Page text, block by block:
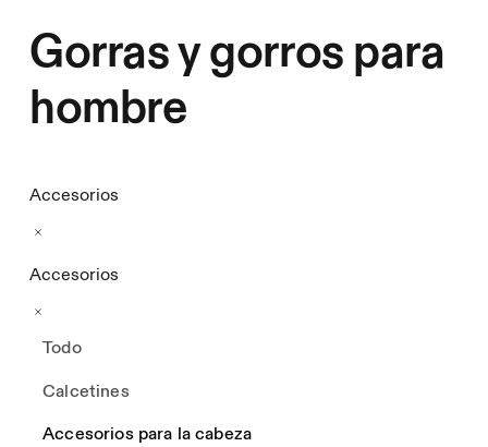
Gorras y gorros para
hombre
Accesorios
Accesorios
Todo
Calcetines
Accesorios para la cabeza